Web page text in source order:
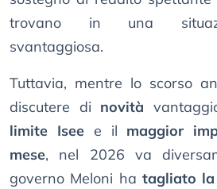
trovano in una
svantaggiosa.
Tuttavia, mentre lo scorso
discutere di novità
limite Iseee il maggior
mese, nel 2026 va
governo Meloni ha tagliato